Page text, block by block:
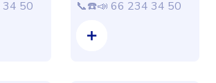
50 📞☎️📣 66 234 34 50